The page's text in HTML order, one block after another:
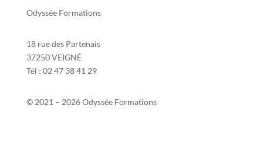
Odyssée Formations
18 rue des Partenais
37250 VEIGNÉ
Tél : 02 47 38 41 29
© 2021 – 2026 Odyssée Formations